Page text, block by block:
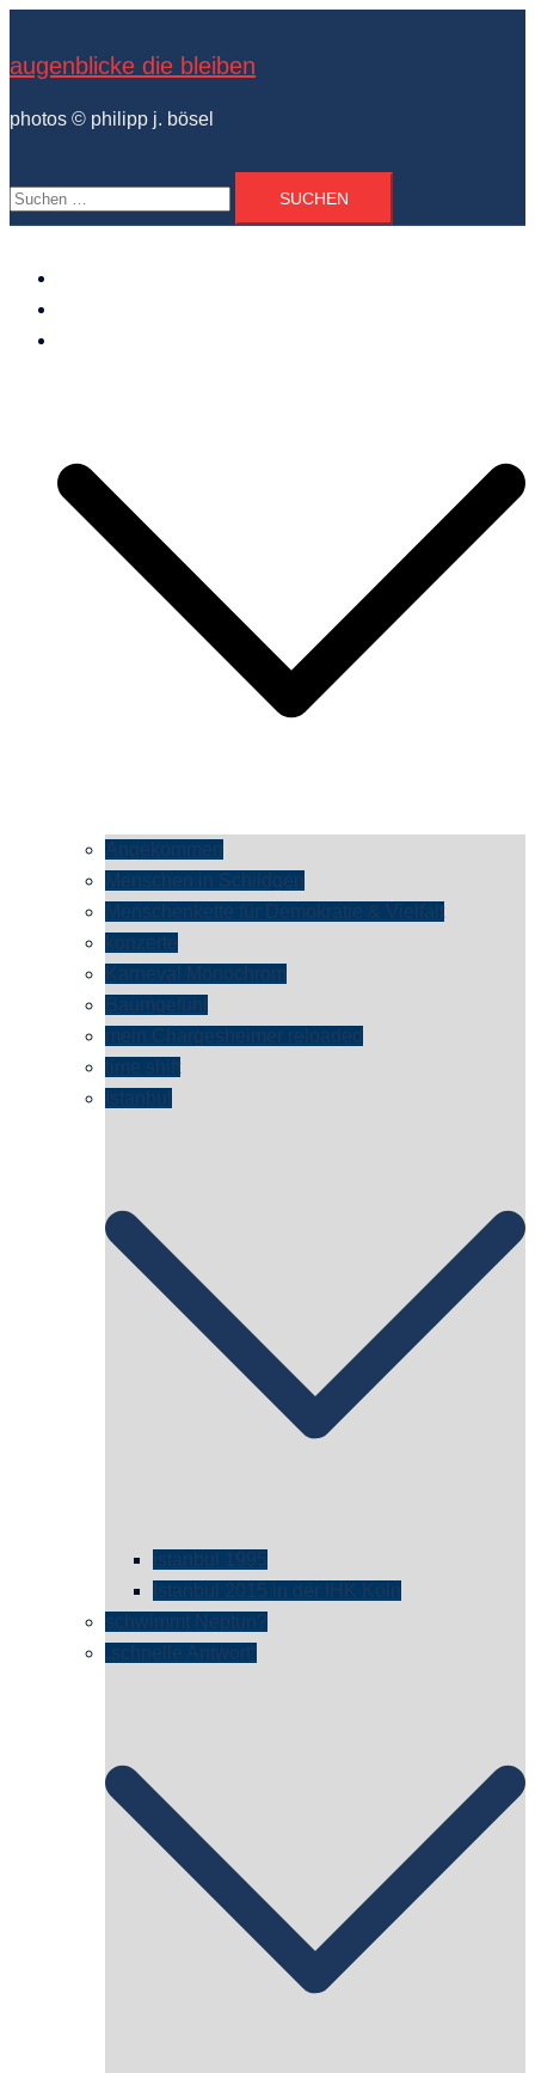
springen
augenblicke die bleiben
photos © philipp j. bösel
Suchen
nach:
Angekommen
Menschen in Schildgen
Menschenkette für Demokratie & Vielfalt
konzerte
Karneval Monochrom
Baumgefühl
mein Chargesheimer reloaded
time shift
Istanbul
istanbul 1995
Istanbul 2015 in der IHK Köln
schwimmt Neptun?
„schnelle Antwort“